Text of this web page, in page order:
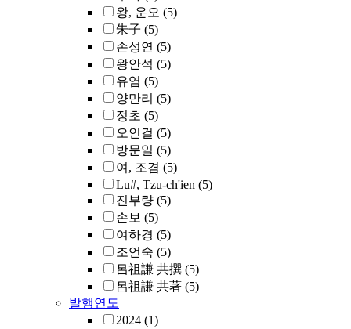
왕, 운오 (5)
朱子 (5)
손성연 (5)
왕안석 (5)
유염 (5)
양만리 (5)
정초 (5)
오인걸 (5)
방문일 (5)
여, 조겸 (5)
Lu#, Tzu-ch'ien (5)
진부량 (5)
손보 (5)
여하경 (5)
조언숙 (5)
呂祖謙 共撰 (5)
呂祖謙 共著 (5)
발행연도
2024 (1)